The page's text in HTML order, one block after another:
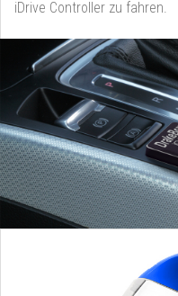
iDrive Controller zu fahren.